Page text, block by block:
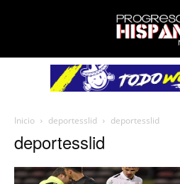
Inicio deportesslid deportesslid
deportesslid